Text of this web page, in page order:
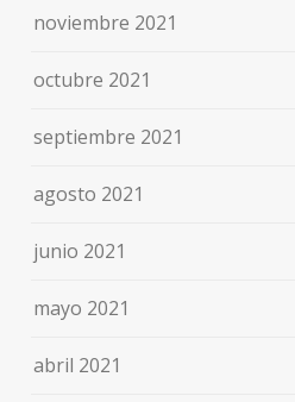
noviembre 2021
octubre 2021
septiembre 2021
agosto 2021
junio 2021
mayo 2021
abril 2021